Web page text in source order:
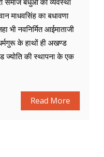
माधवसिंह का बधावणा
भी नवनिर्मित आईमाताजी
के हाथों ही अखण्ड
ज्योति की स्थापना के एक
Read More